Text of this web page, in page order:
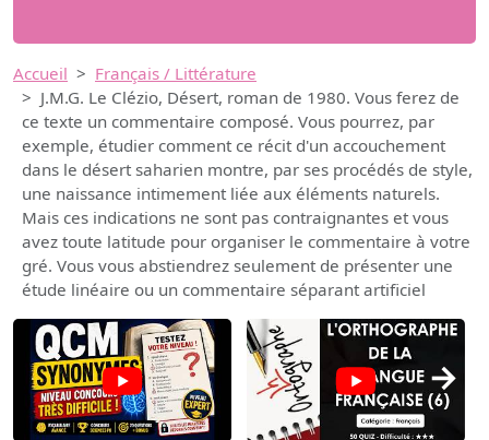
Accueil
Français / Littérature
J.M.G. Le Clézio, Désert, roman de 1980. Vous ferez de
ce texte un commentaire composé. Vous pourrez, par
exemple, étudier comment ce récit d'un accouchement
dans le désert saharien montre, par ses procédés de style,
une naissance intimement liée aux éléments naturels.
Mais ces indications ne sont pas contraignantes et vous
avez toute latitude pour organiser le commentaire à votre
gré. Vous vous abstiendrez seulement de présenter une
étude linéaire ou un commentaire séparant artificiel
→